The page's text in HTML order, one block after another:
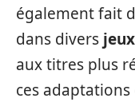
également fait
dans divers
aux titres plus
ces